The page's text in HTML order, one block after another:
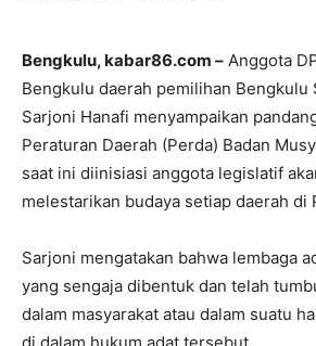
Bengkulu, kabar86.com – Anggota
Bengkulu daerah pemilihan Bengkulu
Sarjoni Hanafi menyampaikan
Peraturan Daerah (Perda) Badan
saat ini diinisiasi anggota legislatif
melestarikan budaya setiap daerah di
Sarjoni mengatakan bahwa lembaga
yang sengaja dibentuk dan telah
dalam masyarakat atau dalam suatu